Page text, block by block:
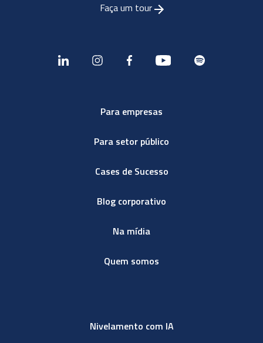
Faça um tour
Para empresas
Para setor público
Cases de Sucesso
Blog corporativo
Na mídia
Quem somos
Nivelamento com IA